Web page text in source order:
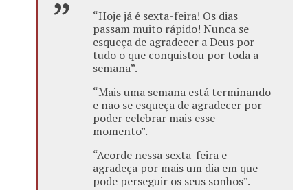
“Hoje já é sexta-feira! Os dias
passam muito rápido! Nunca se
esqueça de agradecer a Deus por
tudo o que conquistou por toda a
semana”.
“Mais uma semana está terminando
e não se esqueça de agradecer por
poder celebrar mais esse
momento”.
“Acorde nessa sexta-feira e
agradeça por mais um dia em que
pode perseguir os seus sonhos”.